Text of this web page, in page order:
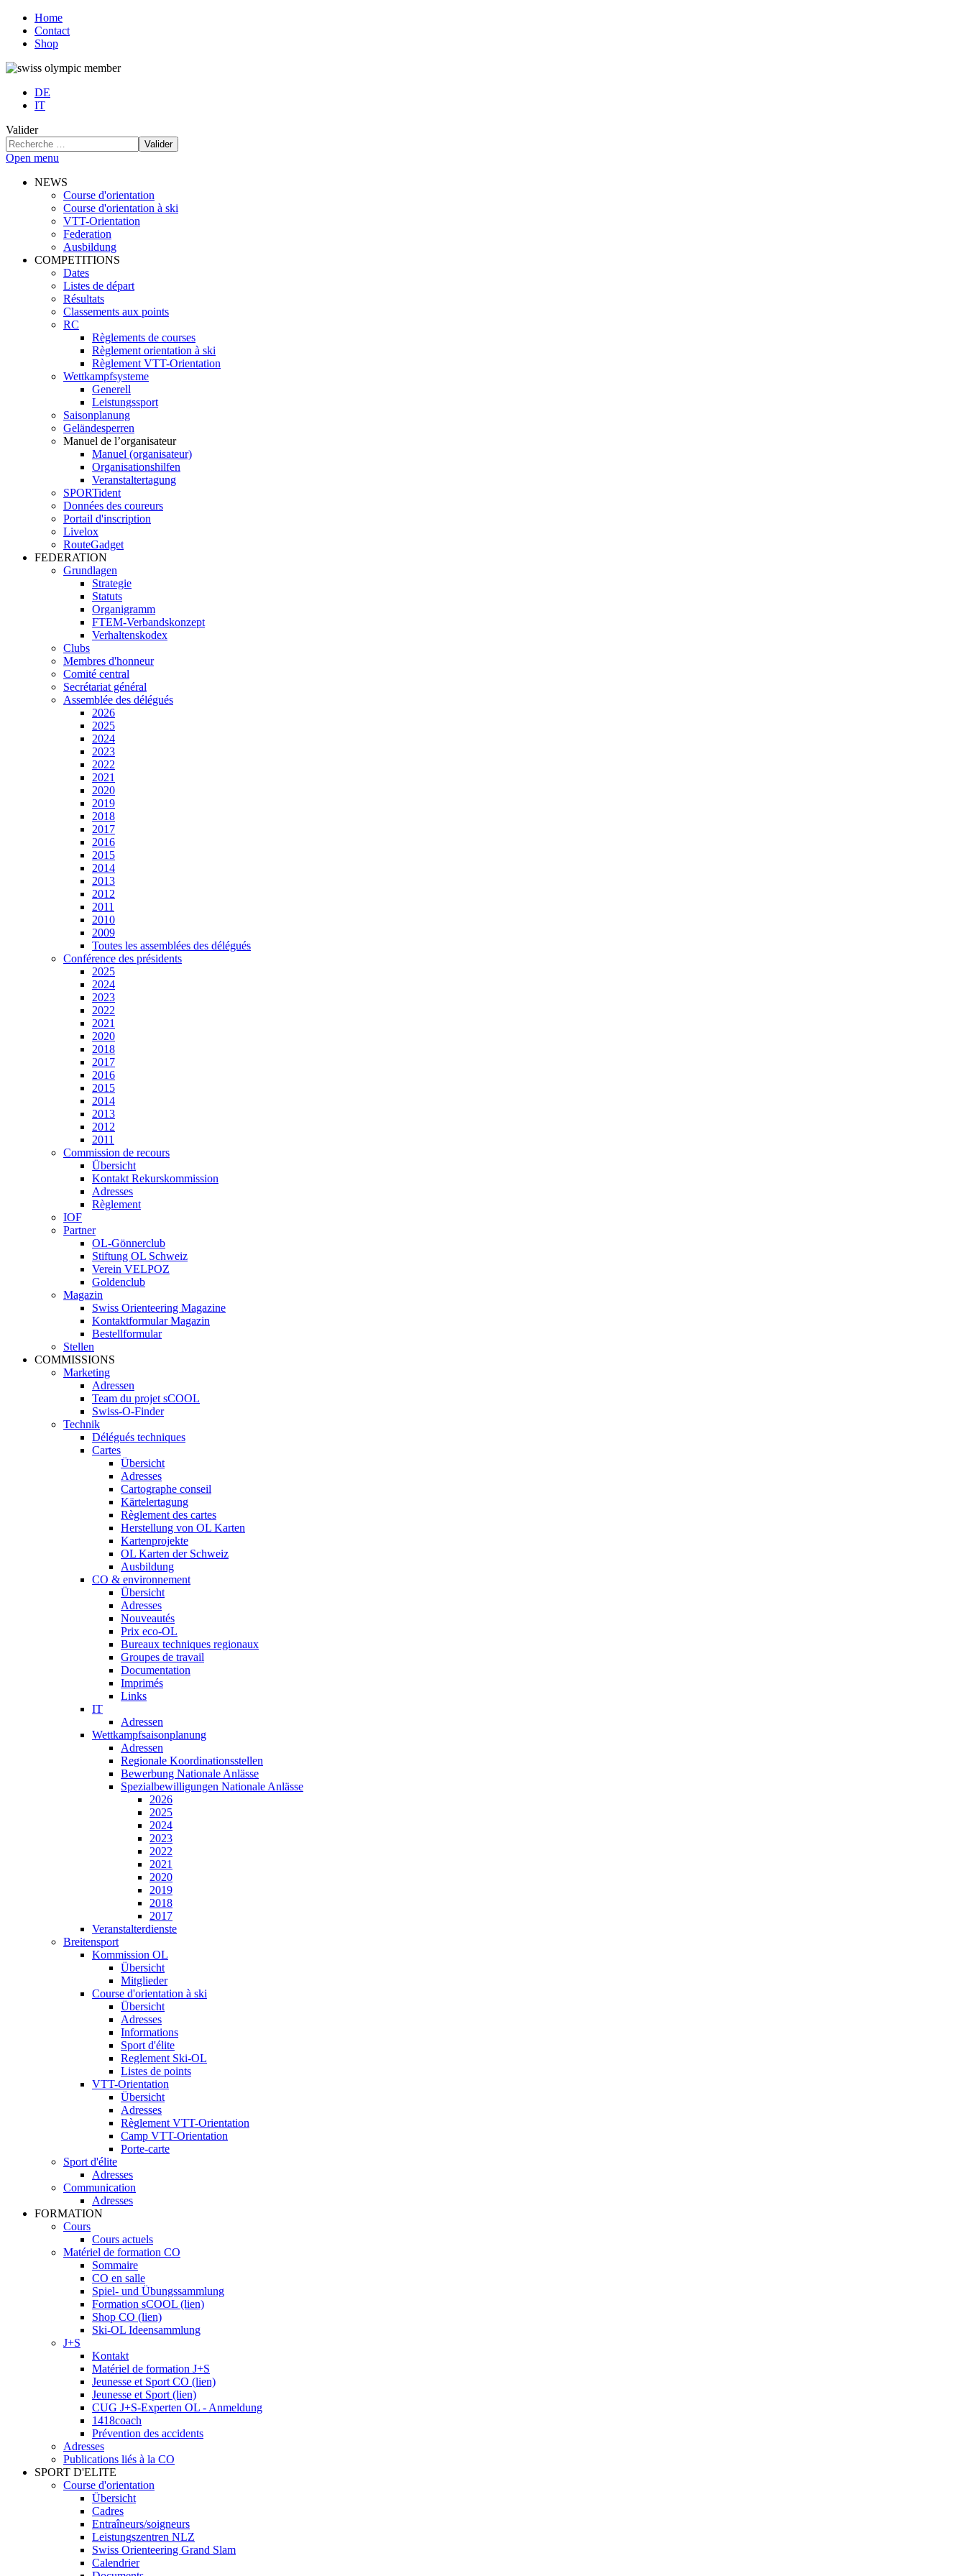
Home
Contact
Shop
DE
IT
Valider
Valider
Open menu
NEWS
Course d'orientation
Course d'orientation à ski
VTT-Orientation
Federation
Ausbildung
COMPETITIONS
Dates
Listes de départ
Résultats
Classements aux points
RC
Règlements de courses
Règlement orientation à ski
Règlement VTT-Orientation
Wettkampfsysteme
Generell
Leistungssport
Saisonplanung
Geländesperren
Manuel de l’organisateur
Manuel (organisateur)
Organisationshilfen
Veranstaltertagung
SPORTident
Données des coureurs
Portail d'inscription
Livelox
RouteGadget
FEDERATION
Grundlagen
Strategie
Statuts
Organigramm
FTEM-Verbandskonzept
Verhaltenskodex
Clubs
Membres d'honneur
Comité central
Secrétariat général
Assemblée des délégués
2026
2025
2024
2023
2022
2021
2020
2019
2018
2017
2016
2015
2014
2013
2012
2011
2010
2009
Toutes les assemblées des délégués
Conférence des présidents
2025
2024
2023
2022
2021
2020
2018
2017
2016
2015
2014
2013
2012
2011
Commission de recours
Übersicht
Kontakt Rekurskommission
Adresses
Règlement
IOF
Partner
OL-Gönnerclub
Stiftung OL Schweiz
Verein VELPOZ
Goldenclub
Magazin
Swiss Orienteering Magazine
Kontaktformular Magazin
Bestellformular
Stellen
COMMISSIONS
Marketing
Adressen
Team du projet sCOOL
Swiss-O-Finder
Technik
Délégués techniques
Cartes
Übersicht
Adresses
Cartographe conseil
Kärtelertagung
Règlement des cartes
Herstellung von OL Karten
Kartenprojekte
OL Karten der Schweiz
Ausbildung
CO & environnement
Übersicht
Adresses
Nouveautés
Prix eco-OL
Bureaux techniques regionaux
Groupes de travail
Documentation
Imprimés
Links
IT
Adressen
Wettkampfsaisonplanung
Adressen
Regionale Koordinationsstellen
Bewerbung Nationale Anlässe
Spezialbewilligungen Nationale Anlässe
2026
2025
2024
2023
2022
2021
2020
2019
2018
2017
Veranstalterdienste
Breitensport
Kommission OL
Übersicht
Mitglieder
Course d'orientation à ski
Übersicht
Adresses
Informations
Sport d'élite
Reglement Ski-OL
Listes de points
VTT-Orientation
Übersicht
Adresses
Règlement VTT-Orientation
Camp VTT-Orientation
Porte-carte
Sport d'élite
Adresses
Communication
Adresses
FORMATION
Cours
Cours actuels
Matériel de formation CO
Sommaire
CO en salle
Spiel- und Übungssammlung
Formation sCOOL (lien)
Shop CO (lien)
Ski-OL Ideensammlung
J+S
Kontakt
Matériel de formation J+S
Jeunesse et Sport CO (lien)
Jeunesse et Sport (lien)
CUG J+S-Experten OL - Anmeldung
1418coach
Prévention des accidents
Adresses
Publications liés à la CO
SPORT D'ELITE
Course d'orientation
Übersicht
Cadres
Entraîneurs/soigneurs
Leistungszentren NLZ
Swiss Orienteering Grand Slam
Calendrier